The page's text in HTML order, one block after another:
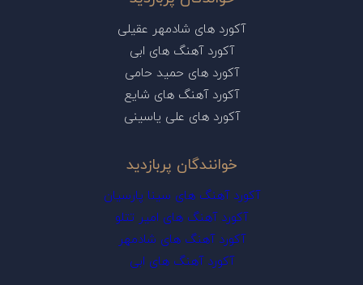
آکورد های شادمهر عقیلی
آکورد آهنگ های ابی
آکورد های حمید حامی
آکورد آهنگ های شایع
آکورد های علی یاسینی
خوانندگان پربازدید
آکورد آهنگ های سینا پارسیان
آکورد آهنگ های امیر تتلو
آکورد آهنگ های شادمهر
آکورد آهنگ های ابی